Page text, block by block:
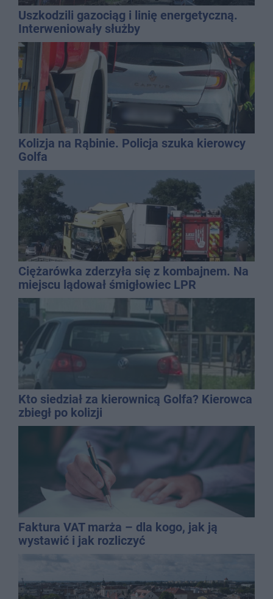
Uszkodzili gazociąg i linię energetyczną.
Interweniowały służby
Kolizja na Rąbinie. Policja szuka kierowcy
Golfa
Ciężarówka zderzyła się z kombajnem. Na
miejscu lądował śmigłowiec LPR
Kto siedział za kierownicą Golfa? Kierowca
zbiegł po kolizji
Faktura VAT marża – dla kogo, jak ją
wystawić i jak rozliczyć